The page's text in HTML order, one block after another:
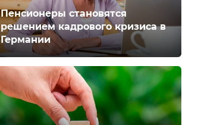
Пенсионеры становятся
решением кадрового кризиса в
Германии